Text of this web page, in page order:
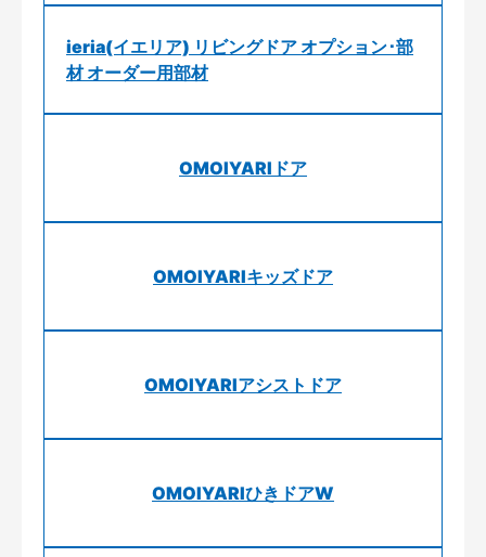
ieria(イエリア) リビングドア オプション･部
材 オーダー用部材
OMOIYARIドア
OMOIYARIキッズドア
OMOIYARIアシストドア
OMOIYARIひきドアW